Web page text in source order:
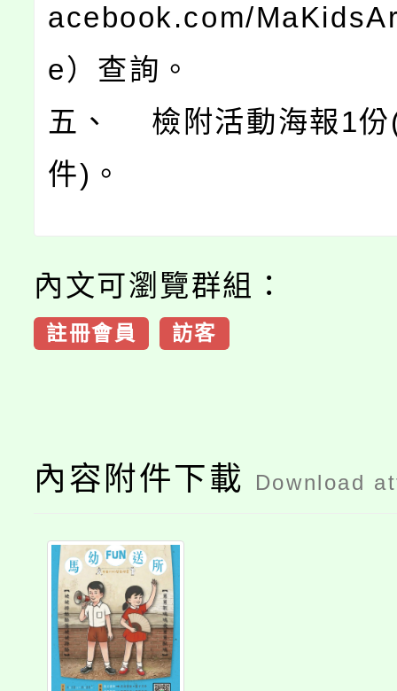
acebook.com/
e）查詢。
五、 檢附活動海報1份
件)。
內文可瀏覽群組：
註冊會員 訪客
內容附件下載 Download